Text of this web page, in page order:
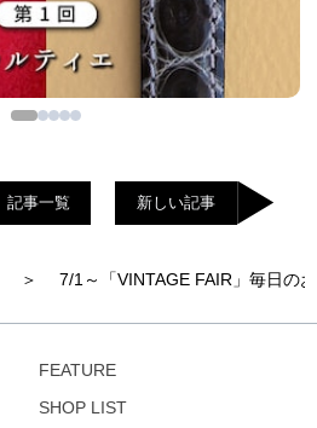
7/1～「VINTAGE FAIR」毎日の
記事一覧 新しい記事
FEATURE
SHOP LIST